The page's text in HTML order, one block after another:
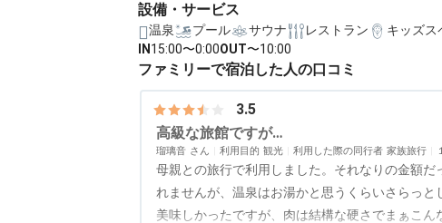
設備・サービス
温泉 プール サウナ レストラン キッズス
IN 15:00〜0:00OUT〜10:00
ファミリーで宿泊した人の口コミ
3.5
高級な旅館ですが…
瑠璃音 利用目的 観光 利用した際の同行者 家族旅行
母親との旅行で利用しました。それなりの金額だ
れませんが、温泉はお湯かと思うくらいさらっ
美味しかったですが、肉は結構な硬さでまぁこん